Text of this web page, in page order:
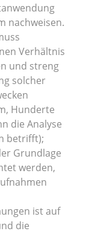
nachweisen.
Verhältnis
und streng
solcher
Hunderte
die Analyse
betrifft);
Grundlage
werden,
ist auf
die